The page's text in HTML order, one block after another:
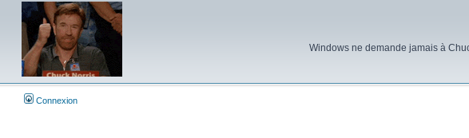
Windows ne demande jamais à
Connexion